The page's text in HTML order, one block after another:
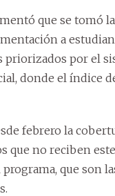
que se tomó
a
priorizados por el
donde el índice
febrero la
que no reciben
que son